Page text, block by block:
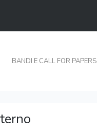
BANDI E CALL FOR PAPERS